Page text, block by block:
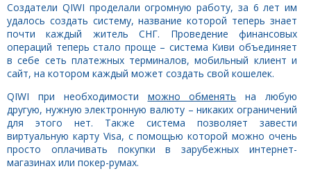
Создатели QIWI проделали огромную работу, за 6 лет им
удалось создать систему, название которой теперь знает
почти каждый житель СНГ. Проведение финансовых
операций теперь стало проще – система Киви объединяет
в себе сеть платежных терминалов, мобильный клиент и
сайт, на котором каждый может создать свой кошелек.
QIWI при необходимости можно обменять на любую
другую, нужную электронную валюту – никаких ограничений
для этого нет. Также система позволяет завести
виртуальную карту Visa, с помощью которой можно очень
просто оплачивать покупки в зарубежных интернет-
магазинах или покер-румах.